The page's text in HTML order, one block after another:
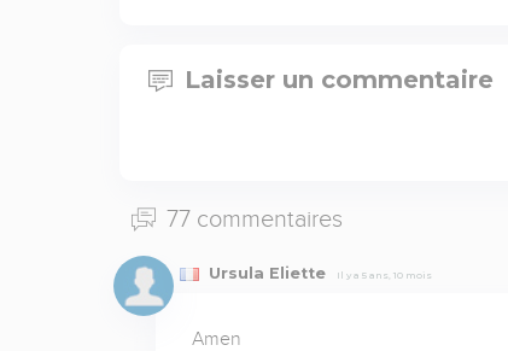
Laisser un commentaire
77 commentaires
Ursula Eliette Il y a 5 ans, 10 mois
Amen